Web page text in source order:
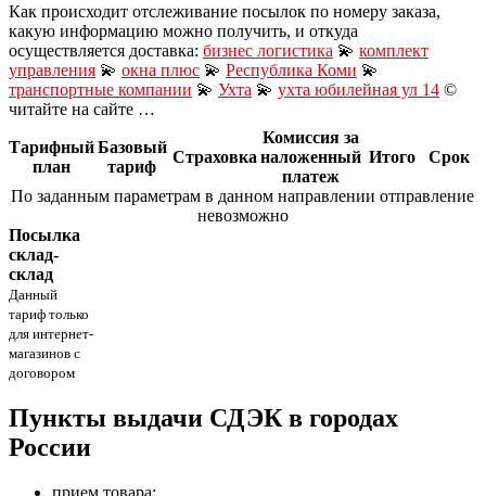
Как происходит отслеживание посылок по номеру заказа,
какую информацию можно получить, и откуда
осуществляется доставка: бизнес логистика 💫 комплект
управления 💫 окна плюс 💫 Республика Коми 💫
транспортные компании 💫 Ухта 💫 ухта юбилейная ул 14 ©
читайте на сайте …
Тарифный
план
Базовый
тариф
Страховка
Комиссия за
наложенный
платеж
Итого Срок
По заданным параметрам в данном направлении отправление
невозможно
Посылка
склад-
склад
Данный
тариф только
для интернет-
магазинов с
договором
Пункты выдачи СДЭК в городах
России